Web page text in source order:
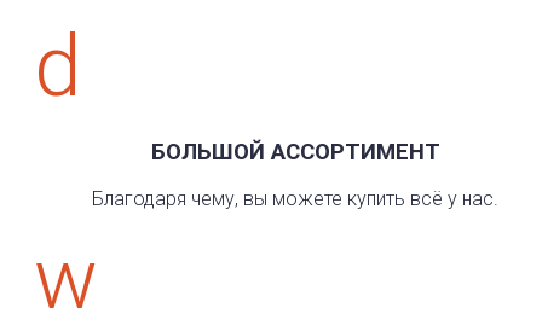
d
БОЛЬШОЙ АССОРТИМЕНТ
Благодаря чему, вы можете купить всё у нас.
w